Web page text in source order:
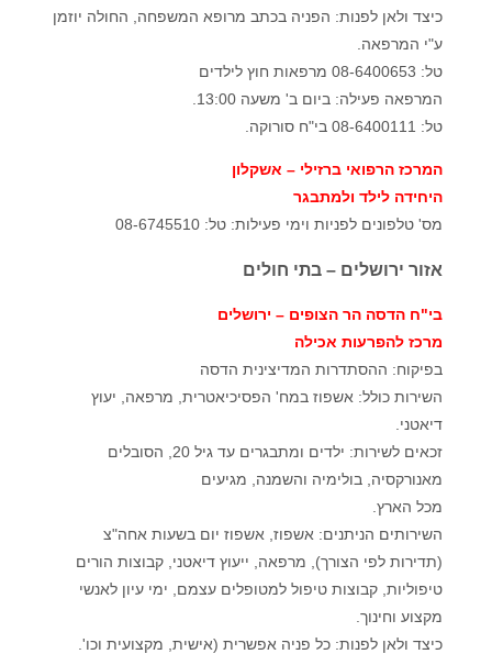
כיצד ולאן לפנות: הפניה בכתב מרופא המשפחה, החולה יוזמן
ע"י המרפאה.
טל: 08-6400653 מרפאות חוץ לילדים
המרפאה פעילה: ביום ב' משעה 13:00.
טל: 08-6400111 בי"ח סורוקה.
המרכז הרפואי ברזילי – אשקלון
היחידה לילד ולמתבגר
מס' טלפונים לפניות וימי פעילות: טל: 08-6745510
אזור ירושלים – בתי חולים
בי"ח הדסה הר הצופים – ירושלים
מרכז להפרעות אכילה
בפיקוח: ההסתדרות המדיצינית הדסה
השירות כולל: אשפוז במח' הפסיכיאטרית, מרפאה, יעוץ
דיאטני.
זכאים לשירות: ילדים ומתבגרים עד גיל 20, הסובלים
מאנורקסיה, בולימיה והשמנה, מגיעים
מכל הארץ.
השירותים הניתנים: אשפוז, אשפוז יום בשעות אחה"צ
(תדירות לפי הצורך), מרפאה, ייעוץ דיאטני, קבוצות הורים
טיפוליות, קבוצות טיפול למטופלים עצמם, ימי עיון לאנשי
מקצוע וחינוך.
כיצד ולאן לפנות: כל פניה אפשרית (אישית, מקצועית וכו'.